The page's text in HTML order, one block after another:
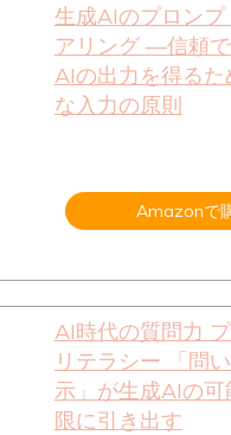
生成AIのプロン
アリング ―信頼
AIの出力を得る
な入力の原則
Amazonで
AI時代の質問力
リテラシー 「問
示」が生成AIの
限に引き出す